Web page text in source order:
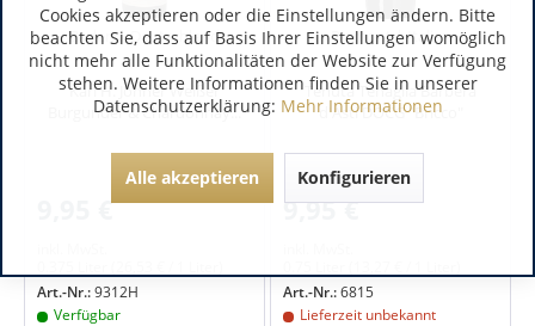
Baden | Deutschland
Karl H. Johner Weißer
Burgunder & Chardonnay...
9,95 €
Art.-Nr.:9312H
Verfügbar
Piemont | Italien
Tenuta Tenaglia Barbera
d'Asti DOCG "Bricco"
9,95 €
Art.-Nr.:6815
Lieferzeit unbekannt
Cookies akzeptieren oder die Einstellungen ändern. Bitte
beachten Sie, dass auf Basis Ihrer Einstellungen womöglich
nicht mehr alle Funktionalitäten der Website zur Verfügung
stehen. Weitere Informationen finden Sie in unserer
Datenschutzerklärung: Mehr Informationen
Alle akzeptieren Konfigurieren